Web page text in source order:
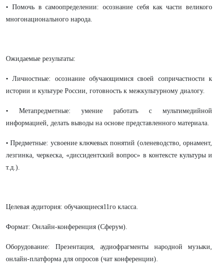
• Помочь в самоопределении: осознание себя как части великого
многонационального народа.
Ожидаемые результаты:
• Личностные: осознание обучающимися своей сопричастности к
истории и культуре России, готовность к межкультурному диалогу.
• Метапредметные: умение работать с мультимедийной
информацией, делать выводы на основе представленного материала.
• Предметные: усвоение ключевых понятий (оленеводство, орнамент,
лезгинка, черкеска, «диссидентский вопрос» в контексте культуры и
т.д.).
Целевая аудитория: обучающиеся11го класса.
Формат: Онлайн-конференция (Сферум).
Оборудование: Презентация, аудиофрагменты народной музыки,
онлайн-платформа для опросов (чат конференции).